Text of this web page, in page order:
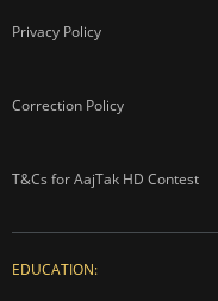
Privacy Policy
Correction Policy
T&Cs for AajTak HD Contest
EDUCATION: